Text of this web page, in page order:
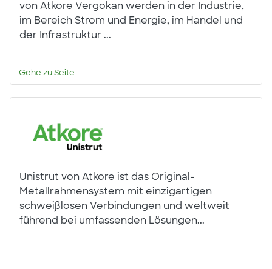
von Atkore Vergokan werden in der Industrie,
im Bereich Strom und Energie, im Handel und
der Infrastruktur ...
Gehe zu Seite
Unistrut von Atkore ist das Original-
Metallrahmensystem mit einzigartigen
schweißlosen Verbindungen und weltweit
führend bei umfassenden Lösungen...